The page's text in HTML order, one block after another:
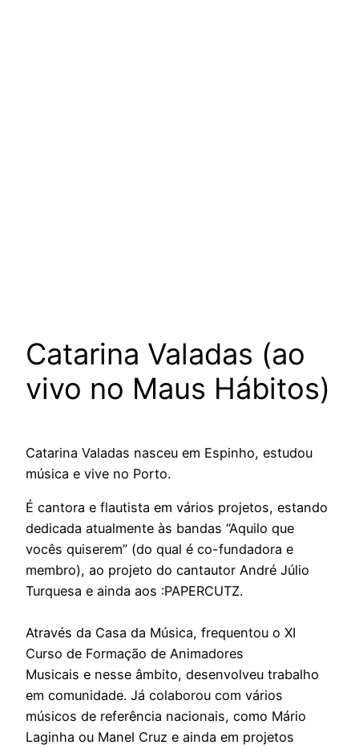
Catarina Valadas (ao
vivo no Maus Hábitos)
Catarina Valadas nasceu em Espinho, estudou
música e vive no Porto.
É cantora e flautista em vários projetos, estando
dedicada atualmente às bandas “Aquilo que
vocês quiserem” (do qual é co-fundadora e
membro), ao projeto do cantautor André Júlio
Turquesa e ainda aos :PAPERCUTZ.
Através da Casa da Música, frequentou o XI
Curso de Formação de Animadores
Musicais e nesse âmbito, desenvolveu trabalho
em comunidade. Já colaborou com vários
músicos de referência nacionais, como Mário
Laginha ou Manel Cruz e ainda em projetos